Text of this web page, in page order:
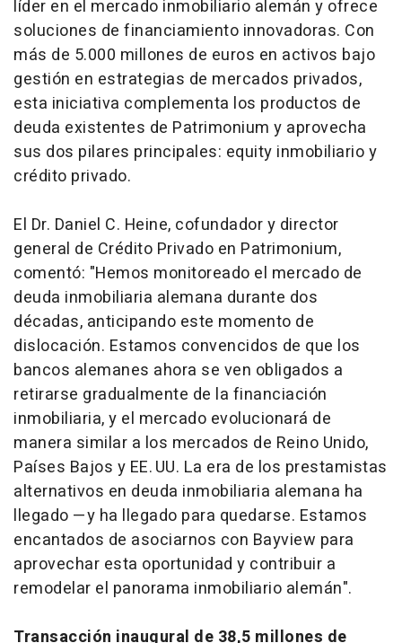
líder en el mercado inmobiliario alemán y ofrece
soluciones de financiamiento innovadoras. Con
más de 5.000 millones de euros en activos bajo
gestión en estrategias de mercados privados,
esta iniciativa complementa los productos de
deuda existentes de Patrimonium y aprovecha
sus dos pilares principales: equity inmobiliario y
crédito privado.
El Dr. Daniel C. Heine, cofundador y director
general de Crédito Privado en Patrimonium,
comentó: "Hemos monitoreado el mercado de
deuda inmobiliaria alemana durante dos
décadas, anticipando este momento de
dislocación. Estamos convencidos de que los
bancos alemanes ahora se ven obligados a
retirarse gradualmente de la financiación
inmobiliaria, y el mercado evolucionará de
manera similar a los mercados de Reino Unido,
Países Bajos y EE. UU. La era de los prestamistas
alternativos en deuda inmobiliaria alemana ha
llegado —y ha llegado para quedarse. Estamos
encantados de asociarnos con Bayview para
aprovechar esta oportunidad y contribuir a
remodelar el panorama inmobiliario alemán".
Transacción inaugural de 38,5 millones de